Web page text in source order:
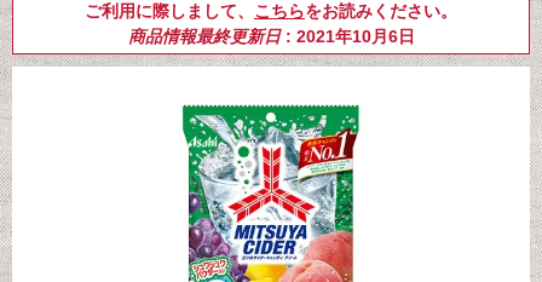
ご利用に際しまして、 こちらをお読みください。
商品情報最終更新日: 2021年10月6日